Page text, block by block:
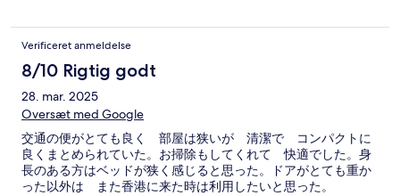
Verificeret anmeldelse
8/10 Rigtig godt
28. mar. 2025
Oversæt med Google
交通の便がとても良く 部屋は狭いが 清潔で コンパクトに
良くまとめられていた。お掃除もしてくれて 快適でした。身
長のある方はベッドが狭く感じると思った。ドアがとても重か
った以外は また香港に来た時は利用したいと思った。